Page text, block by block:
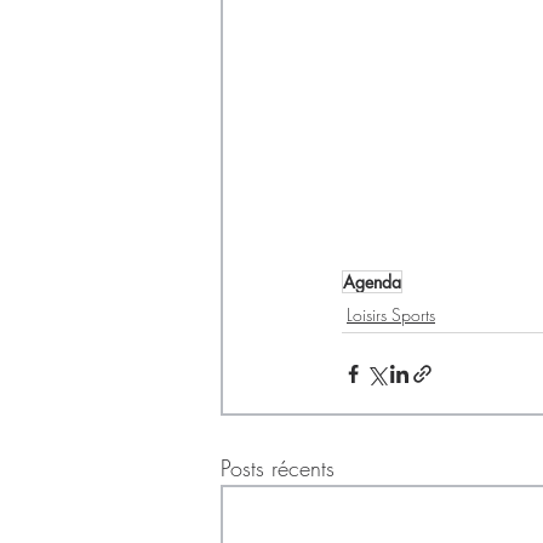
Agenda
Loisirs Sports
Posts récents